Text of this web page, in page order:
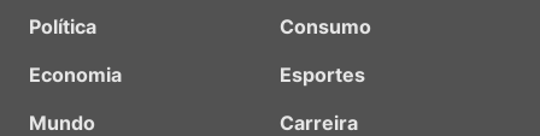
Política
Economia
Mundo
Consumo
Esportes
Carreira